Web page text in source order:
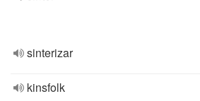
sinterizar
kinsfolk